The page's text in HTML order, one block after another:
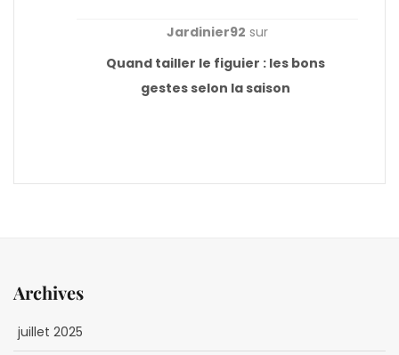
Jardinier92 sur
Quand tailler le figuier : les bons
gestes selon la saison
Archives
juillet 2025